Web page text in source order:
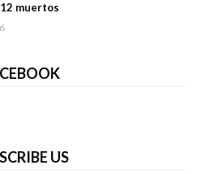
muertos
US